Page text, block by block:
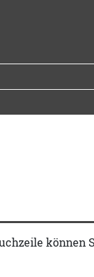
können